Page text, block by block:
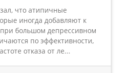
что атипичные
иногда добавляют к
большом депрессивном
по эффективности,
отказа от ле...